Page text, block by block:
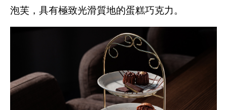
泡芙，具有極致光滑質地的蛋糕巧克力。